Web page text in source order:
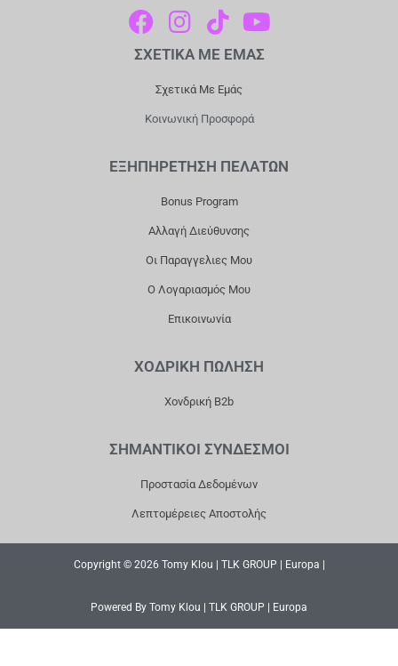
F
A
C
B
O
I
N
S
T
A
R
M
T
I
K
T
O
Y
O
U
E
ΣΧΕΤΙΚΑ ΜΕ ΕΜΑΣ
Σχετικά Με Εμάς
Κοινωνική Προσφορά
ΕΞΗΠΗΡΕΤΗΣΗ ΠΕΛΑΤΩΝ
Bonus Program
Αλλαγή Διεύθυνσης
Οι Παραγγελιες Μου
Ο Λογαριασμός Μου
Επικοινωνία
ΧΟΔΡΙΚΗ ΠΩΛΗΣΗ
Χονδρική B2b
ΣΗΜΑΝΤΙΚΟΙ ΣΥΝΔΕΣΜΟΙ
Προστασία Δεδομένων
Λεπτομέρειες Αποστολής
Copyright © 2026 Tomy Klou | TLK GROUP | Europa |
Powered By Tomy Klou | TLK GROUP | Europa